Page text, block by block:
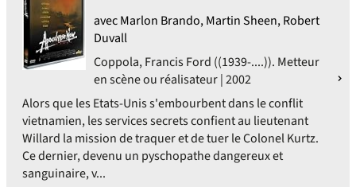
avec Marlon Brando, Martin Sheen, Robert
Duvall
Coppola, Francis Ford ((1939-....)). Metteur
en scène ou réalisateur | 2002
Alors que les Etats-Unis s'embourbent dans le conflit
vietnamien, les services secrets confient au lieutenant
Willard la mission de traquer et de tuer le Colonel Kurtz.
Ce dernier, devenu un pyschopathe dangereux et
sanguinaire, v...